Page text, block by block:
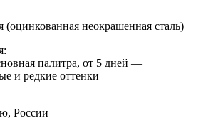
(оцинкованная неокрашенная сталь)
палитра, от 5 дней —
и редкие оттенки
России